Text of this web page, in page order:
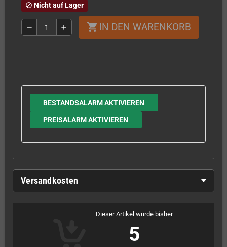
block Nicht auf Lager
remove add shopping_cart IN DEN WARENKORB
BESTANDSALARM AKTIVIEREN
PREISALARM AKTIVIEREN
Versandkosten
Dieser Artikel wurde bisher
5